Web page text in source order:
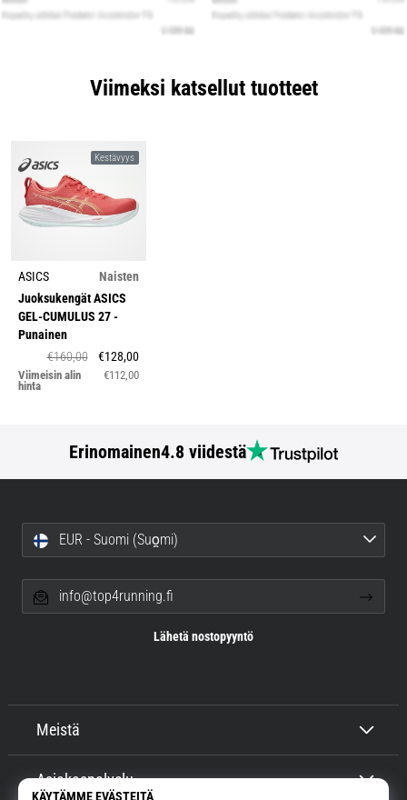
Viimeksi katsellut tuotteet
Kestävyys
ASICS
Naisten
Juoksukengät ASICS
GEL-CUMULUS 27-
Punainen
€160,00
€128,00
Viimeisin alin
hinta
€112,00
Erinomainen4.8 viidestä
Meistä
Asiakaspalvelu
EUR - Suomi (Suo̯mi)
info@top4running.fi
Lähetä nostopyyntö